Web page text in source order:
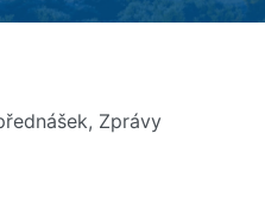
, Zprávy